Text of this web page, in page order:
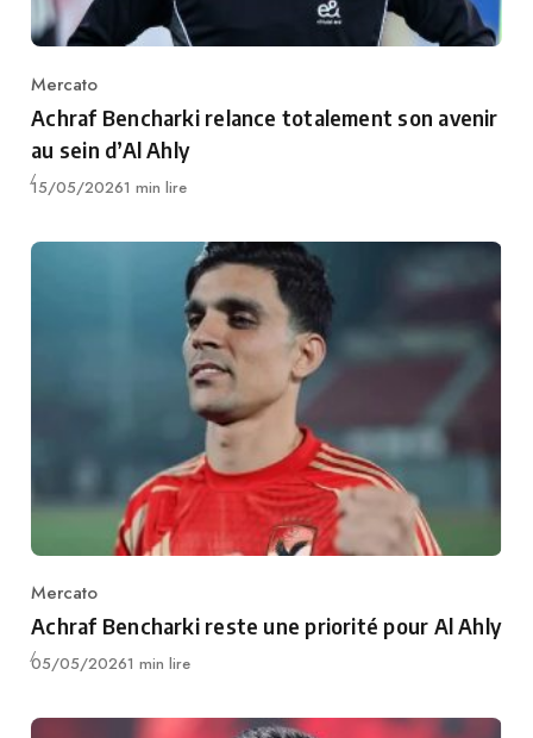
Category
Mercato
Achraf Bencharki relance totalement son avenir
au sein d’Al Ahly
Publié
15/05/20261 min lire
Category
Mercato
Achraf Bencharki reste une priorité pour Al Ahly
Publié
05/05/20261 min lire